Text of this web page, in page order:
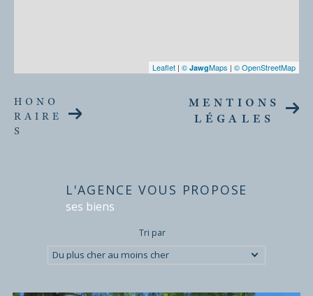
Leaflet | © JawgMaps | © OpenStreetMap
HONO
RAIRE
S
MENTIONS
LÉGALES